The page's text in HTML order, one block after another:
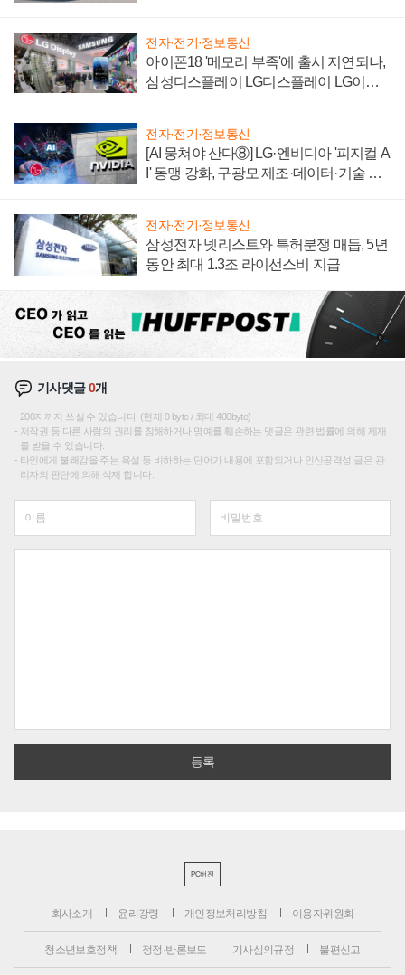
전자·전기·정보통신
아이폰18 '메모리 부족'에 출시 지연되나,
삼성디스플레이 LG디스플레이 LG이노
전자·전기·정보통신
[AI 뭉쳐야 산다⑧] LG·엔비디아 '피지컬 A
I' 동맹 강화, 구광모 제조·데이터·기술 결
전자·전기·정보통신
삼성전자 넷리스트와 특허분쟁 매듭, 5년
동안 최대 1.3조 라이선스비 지급
기사댓글0개
200자까지 쓰실 수 있습니다. (현재 0 byte / 최대 400byte)
저작권 등 다른 사람의 권리를 침해하거나 명예를 훼손하는 댓글은 관련 법률에 의해 제재
를 받을 수 있습니다.
타인에게 불쾌감을 주는 욕설 등 비하하는 단어가 내용에 포함되거나 인신공격성 글은 관
리자의 판단에 의해 삭제 합니다.
PC버전
회사소개 윤리강령 개인정보처리방침 이용자위원회
청소년보호정책 정정·반론보도 기사심의규정 불편신고